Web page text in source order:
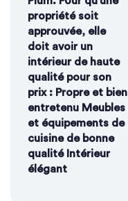
propriété soit
approuvée, elle
doit avoir un
intérieur de haute
qualité pour son
prix : Propre et bien
entretenu Meubles
et équipements de
cuisine de bonne
qualité Intérieur
élégant